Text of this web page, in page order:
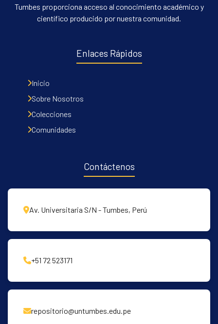
Tumbes proporciona acceso al conocimiento académico y
científico producido por nuestra comunidad.
Enlaces Rápidos
Inicio
Sobre Nosotros
Colecciones
Comunidades
Contáctenos
Av. Universitaria S/N - Tumbes, Perú
+51 72 523171
repositorio@untumbes.edu.pe